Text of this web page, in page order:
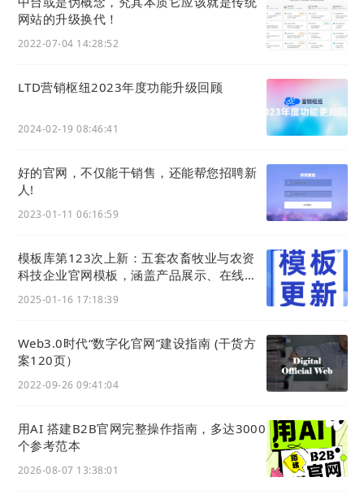
以入站为前提，构建全球展会业务新营销体系
基于Saas技术，帮助上海上搜拥有独立的域名和
私有的数据，具备独立经营主权和经营主体责
任。上海上搜能够以低成本和低人员投入的方式
网站的升级换代！
2022-07-04 14:28:52
LTD营销枢纽2023年度功能升级回顾
2024-02-19 08:46:41
好的官网，不仅能干销售，还能帮您招聘新
人!
2023-01-11 06:16:59
模板库第123次上新：五套农畜牧业与农资
科技企业官网模板，涵盖产品展示、在线交
2025-01-16 17:18:39
Web3.0时代“数字化官⽹”建设指南 (干货方
案120页）
2022-09-26 09:41:04
用AI 搭建B2B官网完整操作指南，多达3000
个参考范本
2026-08-07 13:38:01